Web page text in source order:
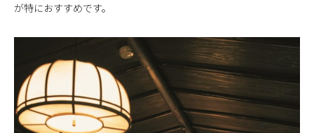
が特におすすめです。